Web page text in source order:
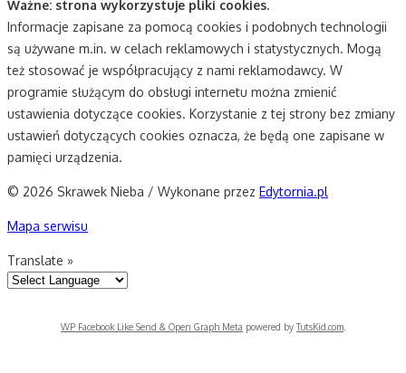
Ważne: strona wykorzystuje pliki cookies.
Informacje zapisane za pomocą cookies i podobnych technologii
są używane m.in. w celach reklamowych i statystycznych. Mogą
też stosować je współpracujący z nami reklamodawcy. W
programie służącym do obsługi internetu można zmienić
ustawienia dotyczące cookies. Korzystanie z tej strony bez zmiany
ustawień dotyczących cookies oznacza, że będą one zapisane w
pamięci urządzenia.
© 2026 Skrawek Nieba / Wykonane przez Edytornia.pl
Mapa serwisu
Translate »
WP Facebook Like Send & Open Graph Meta powered by TutsKid.com